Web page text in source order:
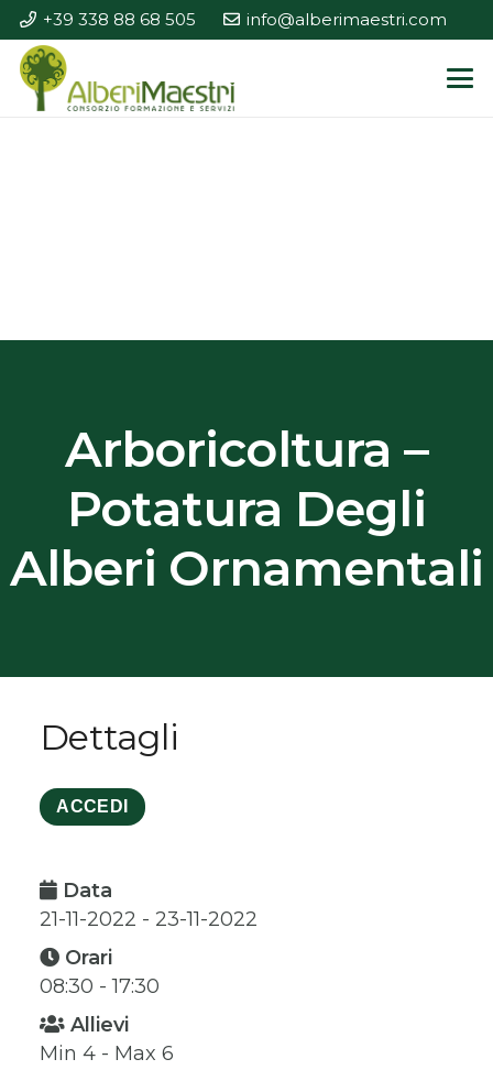
+39 338 88 68 505 info@alberimaestri.com
Arboricoltura –
Potatura Degli
Alberi Ornamentali
Dettagli
ACCEDI
Data
21-11-2022 - 23-11-2022
Orari
08:30 - 17:30
Allievi
Min 4 - Max 6